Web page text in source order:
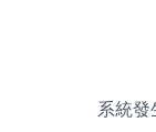
系統發